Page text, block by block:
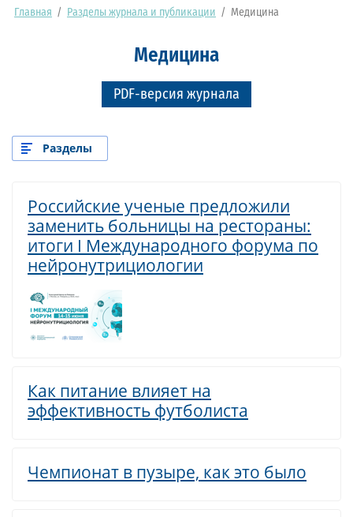
Главная / Разделы журнала и публикации / Медицина
Медицина
PDF-версия журнала
Разделы
Российские ученые предложили
заменить больницы на рестораны:
итоги I Международного форума по
нейронутрициологии
Как питание влияет на
эффективность футболиста
Чемпионат в пузыре, как это было